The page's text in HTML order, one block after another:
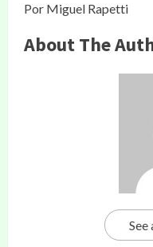
Por Miguel Rapetti
About The
See